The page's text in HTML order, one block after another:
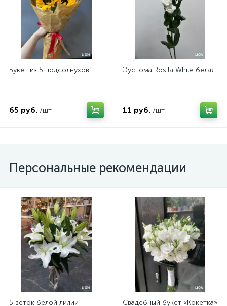
Букет из 5 подсолнухов
65 руб. /шт
Эустома Rosita White белая
11 руб. /шт
Персональные рекомендации
5 веток белой лилии Свадебный букет «Кокетка»